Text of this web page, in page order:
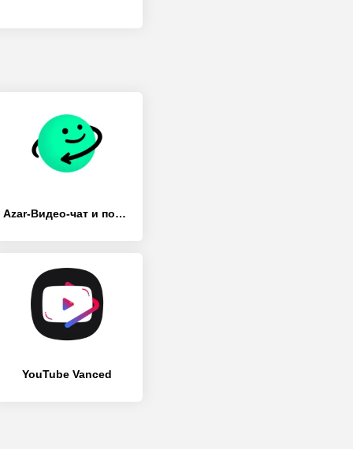
Azar-Видео-чат и поиск друзей
YouTube Vanced